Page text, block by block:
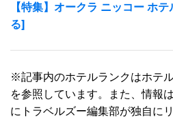
【特集】オークラ ニッコー ホ
る]
※記事内のホテルランクはホテ
を参照しています。また、情報
にトラベルズー編集部が独自に